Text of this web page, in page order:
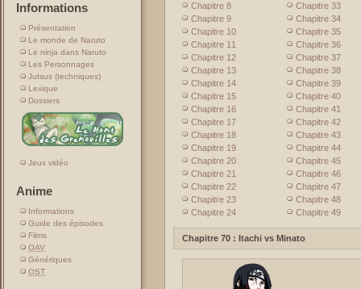
Informations
Présentation
Le monde de Naruto
Le ninja dans Naruto
Les Personnages
Jutsus (techniques)
Lexique
Dossiers
Jeux vidéo
Anime
Informations
Guide des épisodes
Films
OAV
Génériques
OST
Chapitre 8
Chapitre 9
Chapitre 10
Chapitre 11
Chapitre 12
Chapitre 13
Chapitre 14
Chapitre 15
Chapitre 16
Chapitre 17
Chapitre 18
Chapitre 19
Chapitre 20
Chapitre 21
Chapitre 22
Chapitre 23
Chapitre 24
Chapitre 33
Chapitre 34
Chapitre 35
Chapitre 36
Chapitre 37
Chapitre 38
Chapitre 39
Chapitre 40
Chapitre 41
Chapitre 42
Chapitre 43
Chapitre 44
Chapitre 45
Chapitre 46
Chapitre 47
Chapitre 48
Chapitre 49
Chapitre 70 : Itachi vs Minato